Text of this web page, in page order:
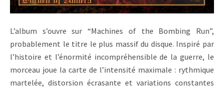
L’album s’ouvre sur “Machines of the Bombing Run”,
probablement le titre le plus massif du disque. Inspiré par
l’histoire et l’énormité incompréhensible de la guerre, le
morceau joue la carte de l’intensité maximale : rythmique
martelée, distorsion écrasante et variations constantes